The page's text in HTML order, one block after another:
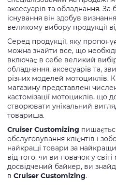
аксесуарів та обладнання. За
існування він здобув
великому вибору продукції
Серед продукції, яку
можна знайти все, що
включає в себе великий
обладнання, аксесуарів та,
різних моделей мотоциклів.
магазину представлені
кастомізації мотоциклів, що
створювати унікальний
товариша.
Cruiser Customizing
обслуговування клієнтів і
найкращі товари за
від того, чи ви новачок у
досвідчений байкер, ви
в Cruiser Customizing.